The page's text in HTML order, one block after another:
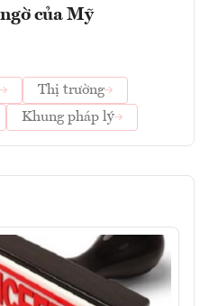
của Mỹ
Thị trường
Khung pháp lý